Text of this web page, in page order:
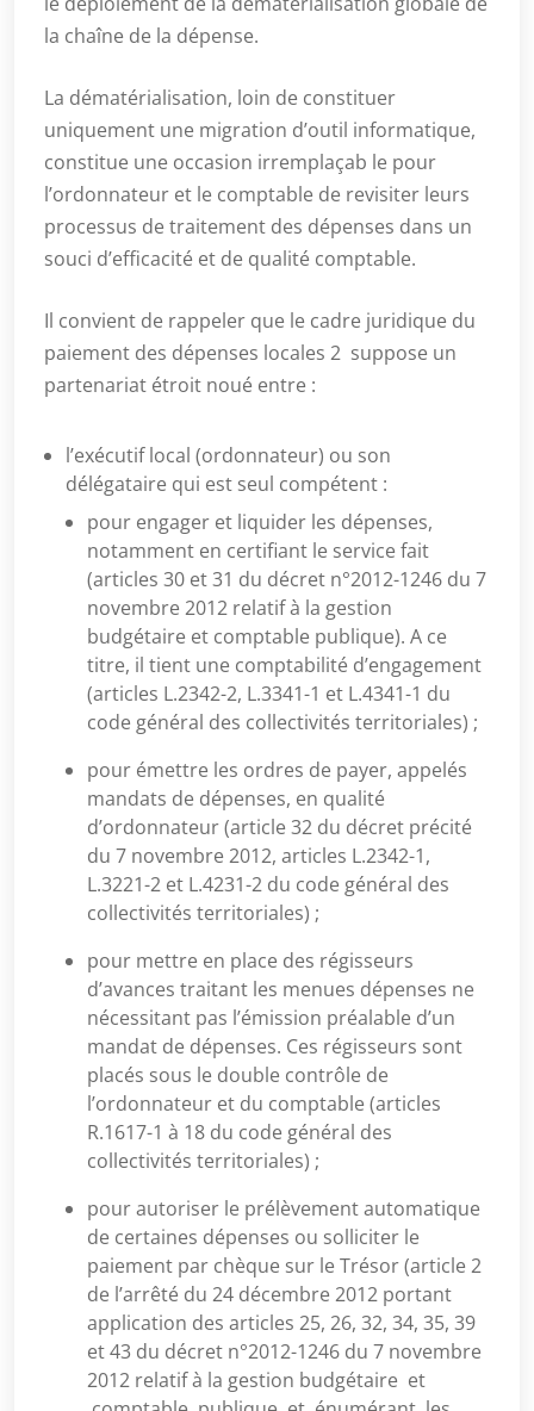
la chaîne de la dépense.
La dématérialisation, loin de constituer
uniquement une migration d’outil informatique,
constitue une occasion irremplaçab le pour
l’ordonnateur et le comptable de revisiter leurs
processus de traitement des dépenses dans un
souci d’efficacité et de qualité comptable.
Il convient de rappeler que le cadre juridique du
paiement des dépenses locales 2 suppose un
partenariat étroit noué entre :
l’exécutif local (ordonnateur) ou son
délégataire qui est seul compétent :
pour engager et liquider les dépenses,
notamment en certifiant le service fait
(articles 30 et 31 du décret n°2012-1246 du 7
novembre 2012 relatif à la gestion
budgétaire et comptable publique). A ce
titre, il tient une comptabilité d’engagement
(articles L.2342-2, L.3341-1 et L.4341-1 du
code général des collectivités territoriales) ;
pour émettre les ordres de payer, appelés
mandats de dépenses, en qualité
d’ordonnateur (article 32 du décret précité
du 7 novembre 2012, articles L.2342-1,
L.3221-2 et L.4231-2 du code général des
collectivités territoriales) ;
pour mettre en place des régisseurs
d’avances traitant les menues dépenses ne
nécessitant pas l’émission préalable d’un
mandat de dépenses. Ces régisseurs sont
placés sous le double contrôle de
l’ordonnateur et du comptable (articles
R.1617-1 à 18 du code général des
collectivités territoriales) ;
pour autoriser le prélèvement automatique
de certaines dépenses ou solliciter le
paiement par chèque sur le Trésor (article 2
de l’arrêté du 24 décembre 2012 portant
application des articles 25, 26, 32, 34, 35, 39
et 43 du décret n°2012-1246 du 7 novembre
2012 relatif à la gestion budgétaire et